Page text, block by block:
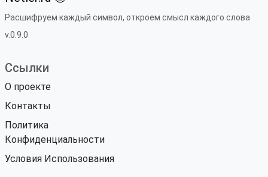
Расшифруем каждый символ, откроем смысл каждого слова
v.0.9.0
Ссылки
О проекте
Контакты
Политика
Конфиденциальности
Условия Использования